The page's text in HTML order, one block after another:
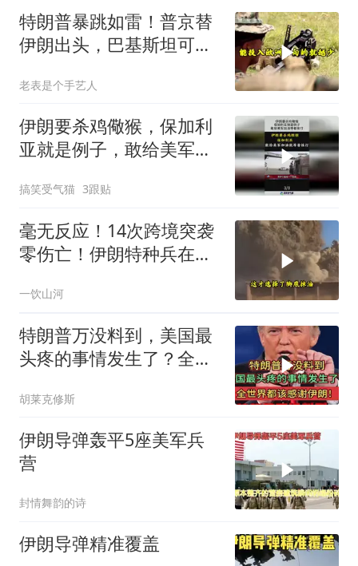
特朗普暴跳如雷！普京替
伊朗出头，巴基斯坦可能
老表是个手艺人
伊朗要杀鸡儆猴，保加利
亚就是例子，敢给美军加
搞笑受气猫 3跟贴
毫无反应！14次跨境突袭
零伤亡！伊朗特种兵在美
网成了摆设
一饮山河
特朗普万没料到，美国最
头疼的事情发生了？全世
胡莱克修斯
伊朗导弹轰平5座美军兵
营
封情舞韵的诗
伊朗导弹精准覆盖